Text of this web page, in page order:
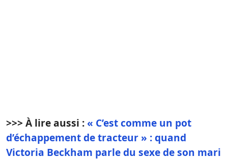
>>> À lire aussi :« C’est comme un pot
d’échappement de tracteur » : quand
Victoria Beckham parle du sexe de son mari